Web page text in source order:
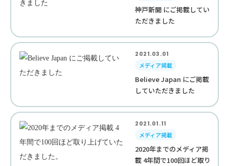
神戸新聞 にご掲載してい
ただきました
2021.03.01
メディア掲載
Believe Japan にご掲載
していただきました
2021.01.11
メディア掲載
2020年までのメディア掲
載 4年間で100回ほど取り